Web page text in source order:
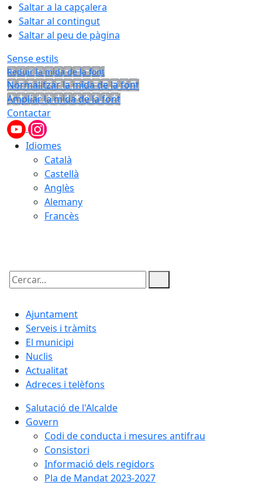
Saltar a la capçalera
Saltar al contingut
Saltar al peu de pàgina
Sense estils
Reduir la mida de la font
Normalitzar la mida de la font
Ampliar la mida de la font
Contactar
Idiomes
Català
Castellà
Anglès
Alemany
Francès
Cercar:
Ajuntament
Serveis i tràmits
El municipi
Nuclis
Actualitat
Adreces i telèfons
Salutació de l'Alcalde
Govern
Codi de conducta i mesures antifrau
Consistori
Informació dels regidors
Pla de Mandat 2023-2027